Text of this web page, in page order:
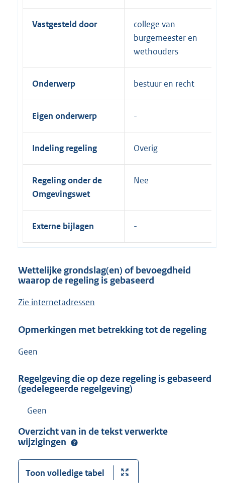
Vastgesteld door
college van
burgemeester en
wethouders
Onderwerp bestuur en recht
Eigen onderwerp
Indeling regeling Overig
Regeling onder de
Omgevingswet
Nee
Externe bijlagen
Wettelijke grondslag(en) of bevoegdheid
waarop de regeling is gebaseerd
Zie internetadressen
Opmerkingen met betrekking tot de regeling
Geen
Regelgeving die op deze regeling is gebaseerd
(gedelegeerde regelgeving)
Geen
Overzicht van in de tekst verwerkte
wijzigingen
Toon volledige tabel